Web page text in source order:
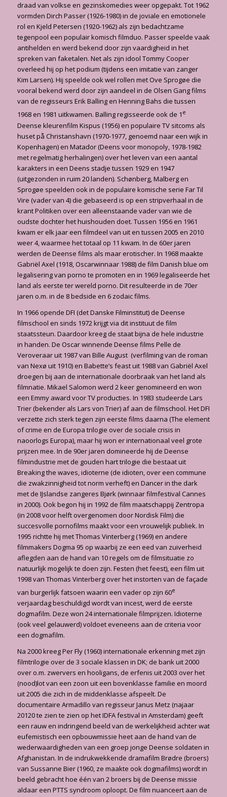
draad van volkse en gezinskomedies weer opgepakt. Tot 1962
vormden Dirch Passer (1926-1980) in de joviale en emotionele
rol en Kjeld Petersen (1920-1962) als zijn bedachtzame
tegenpool een populair komisch filmduo. Passer speelde vaak
antihelden en werd bekend door zijn vaardigheid in het
spreken van faketalen. Net als zijn idool Tommy Cooper
overleed hij op het podium (tijdens een imitatie van zanger
Kim Larsen). Hij speelde ook wel rollen met Ove Sprogøe die
vooral bekend werd door zijn aandeel in de Olsen Gang films
van de regisseurs Erik Balling en Henning Bahs die tussen
1968 en 1981 uitkwamen. Balling regisseerde ook de 1 e
Deense kleurenfilm Kispus (1956) en populaire TV sitcoms als
huset på Christanshavn (1970-1977, genoemd naar een wijk in
Kopenhagen) en Matador (Deens voor monopoly, 1978-1982
met regelmatig herhalingen) over het leven van een aantal
karakters in een Deens stadje tussen 1929 en 1947
(uitgezonden in ruim 20 landen). Schønberg, Malberg en
Sprogøe speelden ook in de populaire komische serie Far Til
Vire (vader van 4) die gebaseerd is op een stripverhaal in de
krant Politiken over een alleenstaande vader van wie de
oudste dochter het huishouden doet. Tussen 1956 en 1961
kwam er elk jaar een filmdeel van uit en tussen 2005 en 2010
weer 4, waarmee het totaal op 11 kwam. In de 60er jaren
werden de Deense films als maar erotischer. In 1968 maakte
Gabriël Axel (1918, Oscarwinnaar 1988) de film Danish blue om
legalisering van porno te promoten en in 1969 legaliseerde het
land als eerste ter wereld porno. Dit resulteerde in de 70er
jaren o.m. in de 8 bedside en 6 zodaic films.
In 1966 opende DFI (det Danske Filminstitut) de Deense
filmschool en sinds 1972 krijgt via dit instituut de film
staatssteun. Daardoor kreeg de staat bijna de hele industrie
in handen. De Oscar winnende Deense films Pelle de
Veroveraar uit 1987 van Bille August (verfilming van de roman
van Nexø uit 1910) en Babette’s feast uit 1988 van Gabriël Axel
droegen bij aan de internationale doorbraak van het land als
filmnatie. Mikael Salomon werd 2 keer genomineerd en won
een Emmy award voor TV producties. In 1983 studeerde Lars
Trier (bekender als Lars von Trier) af aan de filmschool. Het DFI
verzette zich sterk tegen zijn eerste films daarna (The element
of crime en de Europa trilogie over de sociale crisis in
naoorlogs Europa), maar hij won er internationaal veel grote
prijzen mee. In de 90er jaren domineerde hij de Deense
filmindustrie met de gouden hart trilogie die bestaat uit
Breaking the waves, idioterne (de idioten, over een commune
die zwakzinnigheid tot norm verheft) en Dancer in the dark
met de IJslandse zangeres Bjørk (winnaar filmfestival Cannes
in 2000). Ook begon hij in 1992 de film maatschappij Zentropa
(in 2008 voor helft overgenomen door Nordisk Film) die
succesvolle pornofilms maakt voor een vrouwelijk publiek. In
1995 richtte hij met Thomas Vinterberg (1969) en andere
filmmakers Dogma 95 op waarbij ze een eed van zuiverheid
aflegden aan de hand van 10 regels om de filmsituatie zo
natuurlijk mogelijk te doen zijn. Festen (het feest), een film uit
1998 van Thomas Vinterberg over het instorten van de façade
van burgerlijk fatsoen waarin een vader op zijn 60e
verjaardag beschuldigd wordt van incest, werd de eerste
dogmafilm. Deze won 24 internationale filmprijzen. Idioterne
(ook veel gelauwerd) voldoet eveneens aan de criteria voor
een dogmafilm.
Na 2000 kreeg Per Fly (1960) internationale erkenning met zijn
filmtrilogie over de 3 sociale klassen in DK; de bank uit 2000
over o.m. zwervers en hooligans, de erfenis uit 2003 over het
(nood)lot van een zoon uit een bovenklasse familie en moord
uit 2005 die zich in de middenklasse afspeelt. De
documentaire Armadillo van regisseur Janus Metz (najaar
20120 te zien te zien op het IDFA festival in Amsterdam) geeft
een rauw en indringend beeld van de werkelijkheid achter wat
eufemistisch een opbouwmissie heet aan de hand van de
wederwaardigheden van een groep jonge Deense soldaten in
Afghanistan. In de indrukwekkende dramafilm Brødre (broers)
van Sussanne Bier (1960, ze maakte ook dogmafilms) wordt in
beeld gebracht hoe één van 2 broers bij de Deense missie
aldaar een PTTS syndroom oploopt. De film nuanceert aan de